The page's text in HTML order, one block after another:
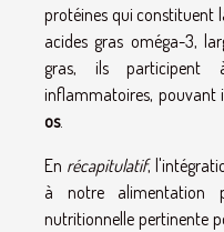
protéines qui constituent
acides gras oméga-3,
gras, ils participent
inflammatoires, pouvant
os.
En récapitulatif,
à notre alimentation
nutritionnelle pertinente